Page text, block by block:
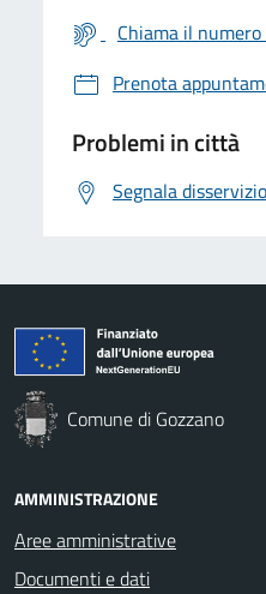
Chiama il
Prenota
Problemi in città
Segnala disservizio
Comune di Gozzano
AMMINISTRAZIONE
Aree amministrative
Documenti e dati